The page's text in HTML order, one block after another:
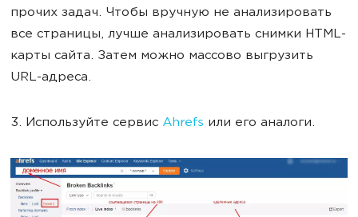
прочих задач. Чтобы вручную не анализировать
все страницы, лучше анализировать снимки HTML-
карты сайта. Затем можно массово выгрузить
URL-адреса.
3. Используйте сервис Ahrefs или его аналоги.